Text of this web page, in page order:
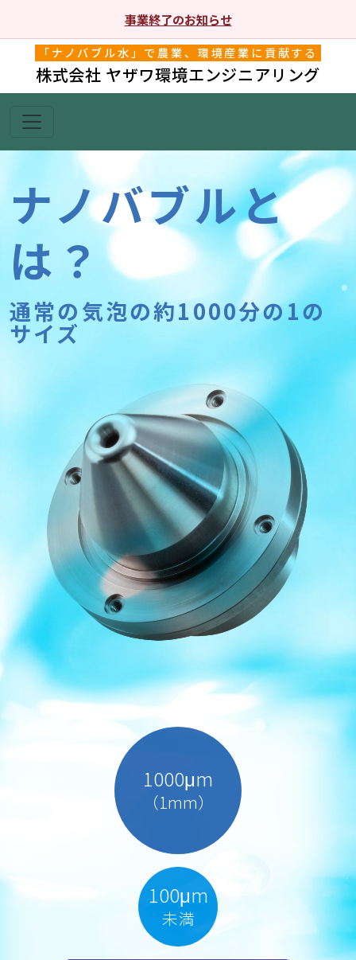
事業終了のお知らせ
「ナノバブル水」で農業、環境産業に貢献する
株式会社 ヤザワ環境エンジニアリング
ナノバブルと
は？
通常の気泡の約1000分の1の
サイズ
1000μm
（1mm）
100μm
未満